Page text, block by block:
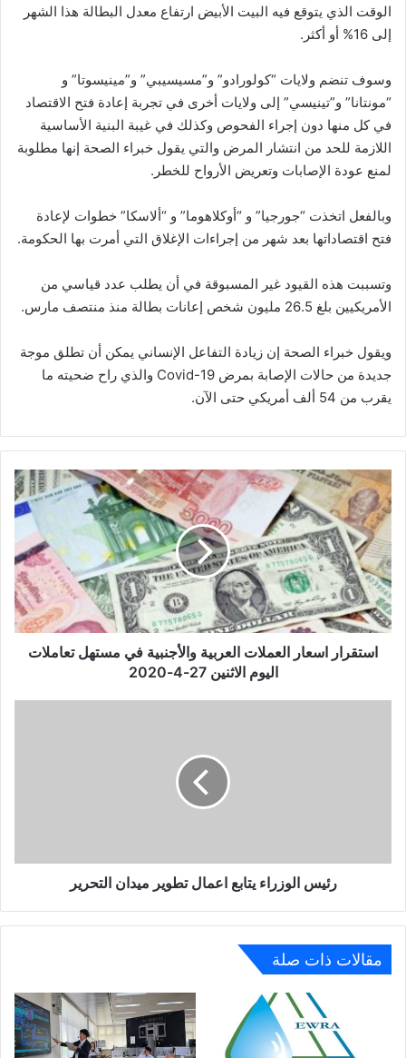
الوقت الذي يتوقع فيه البيت الأبيض ارتفاع معدل البطالة هذا الشهر
إلى 16% أو أكثر.
وسوف تنضم ولايات “كولورادو” و”مسيسيبي” و”مينيسوتا” و
“مونتانا” و”تينيسي” إلى ولايات أخرى في تجربة إعادة فتح الاقتصاد
في كل منها دون إجراء الفحوص وكذلك في غيبة البنية الأساسية
اللازمة للحد من انتشار المرض والتي يقول خبراء الصحة إنها مطلوبة
لمنع عودة الإصابات وتعريض الأرواح للخطر.
وبالفعل اتخذت “جورجيا” و “أوكلاهوما” و “ألاسكا” خطوات لإعادة
فتح اقتصاداتها بعد شهر من إجراءات الإغلاق التي أمرت بها الحكومة.
وتسببت هذه القيود غير المسبوقة في أن يطلب عدد قياسي من
الأمريكيين بلغ 26.5 مليون شخص إعانات بطالة منذ منتصف مارس.
ويقول خبراء الصحة إن زيادة التفاعل الإنساني يمكن أن تطلق موجة
جديدة من حالات الإصابة بمرض Covid-19 والذي راح ضحيته ما
يقرب من 54 ألف أمريكي حتى الآن.
استقرار
اسعار
العملات
العربية
والأجنبية
في
مستهل
تعاملات
اليوم
الاثنين
استقرار اسعار العملات العربية والأجنبية في مستهل تعاملات
اليوم الاثنين 27-4-2020
رئيس الوزراء يتابع اعمال تطوير ميدان التحرير
مقالات ذات صلة